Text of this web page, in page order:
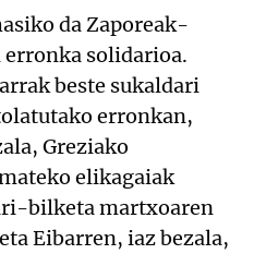
da Zaporeak-
solidarioa.
beste sukaldari
erronkan,
Greziako
elikagaiak
bilketa martxoaren
Eibarren, iaz bezala,